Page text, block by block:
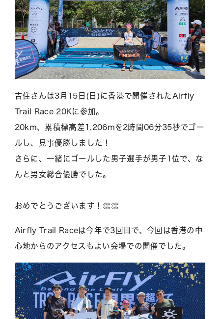
吉住さんは3月15日(日)に香港で開催されたAirfly
Trail Race 20Kに参加。
20km、累積標高差1,206mを2時間06分35秒でゴー
ルし、見事優勝しました！
さらに、一緒にゴールした男子選手が男子1位で、な
んと男女総合優勝でした。
おめでとうございます！👏👏
Airfly Trail Raceは今年で3回目で、今回は香港の中
心地からのアクセスもよい会場での開催でした。